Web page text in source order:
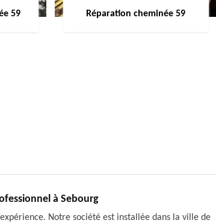
59 Réparation cheminée 59
à Sebourg
Notre société est installée dans la ville de